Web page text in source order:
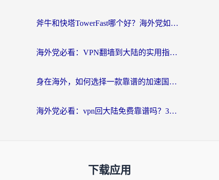
斧牛和快塔TowerFast哪个好？海外党如何选对回国加速器
海外党必看：VPN翻墙到大陆的实用指南——从看CCTV5到选加速器，一篇全搞定
身在海外，如何选择一款靠谱的加速国内网络的加速器？
海外党必看：vpn回大陆免费靠谱吗？3步选对加速器实现无缝刷国内资源
下载应用